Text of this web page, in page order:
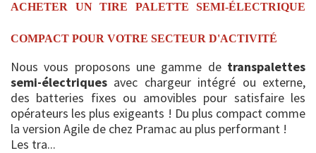
ACHETER UN TIRE PALETTE SEMI-ÉLECTRIQUE
COMPACT POUR VOTRE SECTEUR D'ACTIVITÉ
Nous vous proposons une gamme de transpalettes
semi-électriques avec chargeur intégré ou externe,
des batteries fixes ou amovibles pour satisfaire les
opérateurs les plus exigeants ! Du plus compact comme
la version Agile de chez Pramac au plus performant !
Les tra...